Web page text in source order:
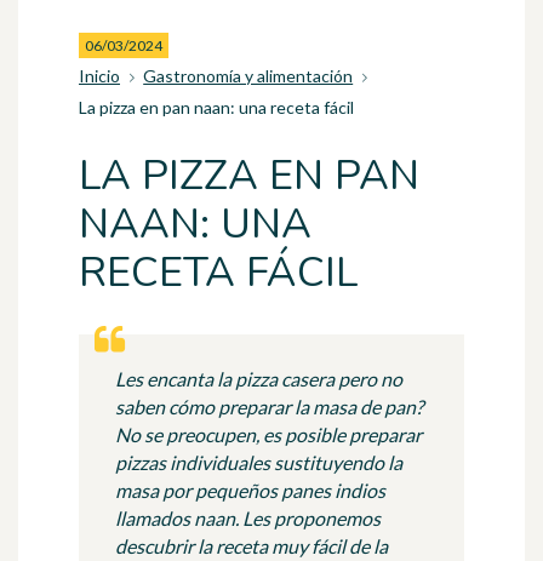
06/03/2024
Inicio
Gastronomía y alimentación
La pizza en pan naan: una receta fácil
LA PIZZA EN PAN
NAAN: UNA
RECETA FÁCIL
Les encanta la pizza casera pero no
saben cómo preparar la masa de pan?
No se preocupen, es posible preparar
pizzas individuales sustituyendo la
masa por pequeños panes indios
llamados naan. Les proponemos
descubrir la receta muy fácil de la